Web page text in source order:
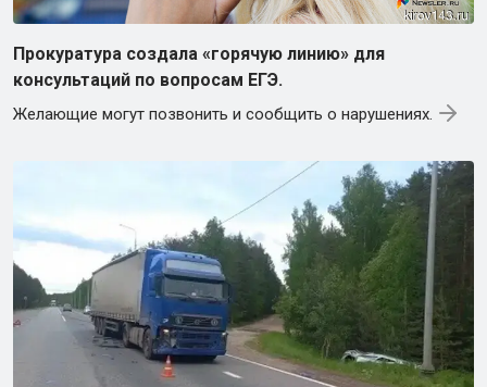
Прокуратура создала «горячую линию» для
консультаций по вопросам ЕГЭ.
Желающие могут позвонить и сообщить о нарушениях.